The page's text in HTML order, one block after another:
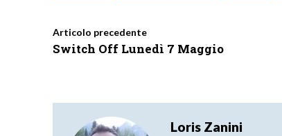
Articolo precedente
Switch Off Lunedì 7 Maggio
Loris Zanini